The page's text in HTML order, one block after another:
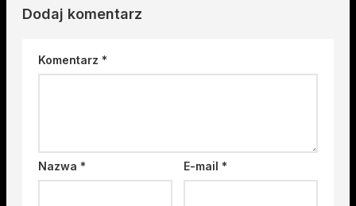
Dodaj komentarz
Komentarz *
Nazwa * E-mail*